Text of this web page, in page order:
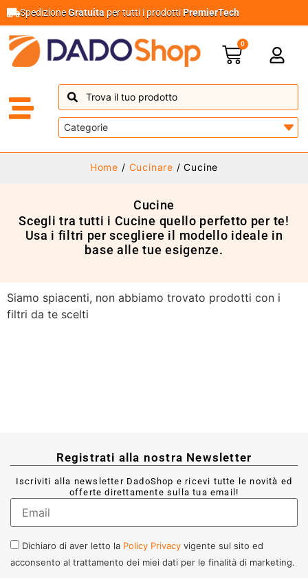
SpedizioneGratuita per tutti i prodottiPremierTech
0
Home / Cucinare / Cucine
Cucine
Scegli tra tutti i Cucine quello perfetto per te!
Usa i filtri per scegliere il modello ideale in
base alle tue esigenze.
Siamo spiacenti, non abbiamo trovato prodotti con i
filtri da te scelti
Registrati alla nostra Newsletter
Iscriviti alla newsletter DadoShop e ricevi tutte le novità ed
offerte direttamente sulla tua email!
Dichiaro di aver letto la Policy Privacy vigente sul sito ed
acconsento al trattamento dei miei dati per le finalità di marketing.